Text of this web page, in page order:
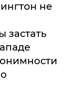
не
застать